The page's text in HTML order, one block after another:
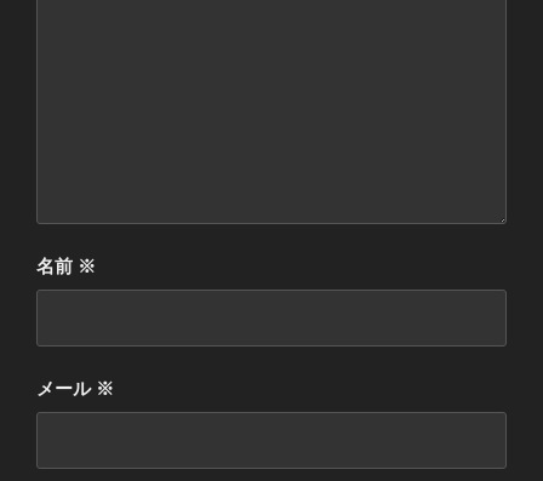
名前 ※
メール ※